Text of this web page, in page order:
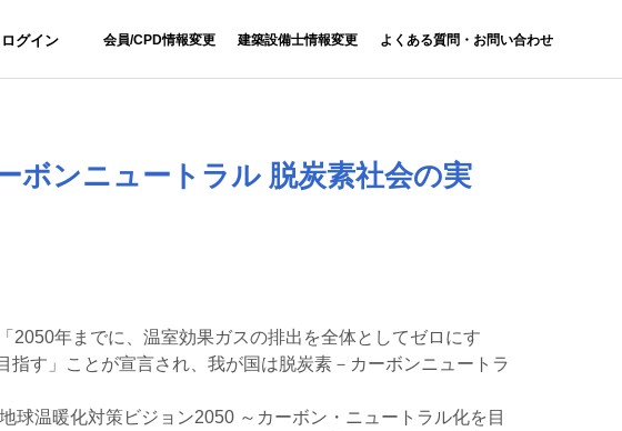
ログイン 会員/CPD情報変更 建築設備士情報変更 よくある質問・お問い合わせ
ボンニュートラル 脱炭素社会の実
年までに、温室効果ガスの排出を全体としてゼロにす
す」ことが宣言され、我が国は脱炭素－カーボンニュートラ
温暖化対策ビジョン2050 ～カーボン・ニュートラル化を目